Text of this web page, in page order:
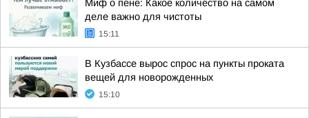
Миф о пене: Какое количество на самом
деле важно для чистоты
15:11
В Кузбассе вырос спрос на пункты проката
вещей для новорожденных
15:10